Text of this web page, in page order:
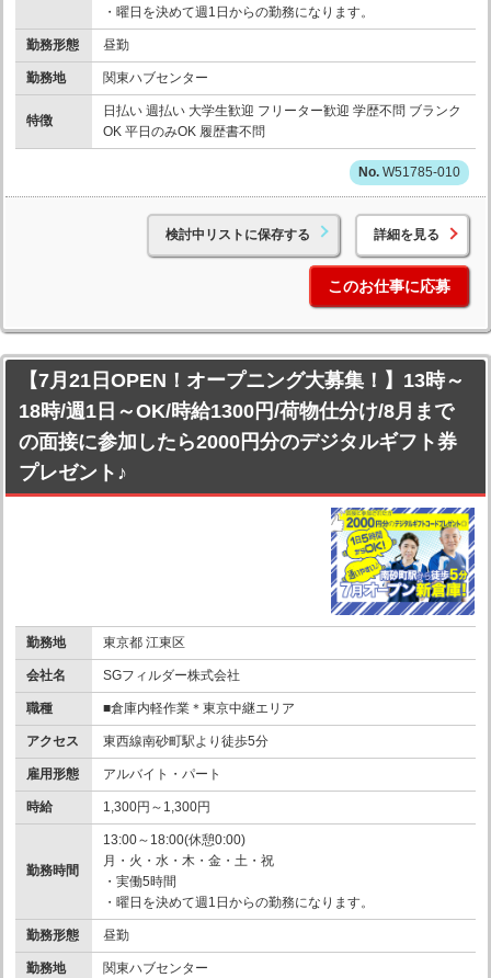
・曜日を決めて週1日からの勤務になります。
勤務形態 昼勤
勤務地 関東ハブセンター
特徴
日払い 週払い 大学生歓迎 フリーター歓迎 学歴不問 ブランク
OK 平日のみOK 履歴書不問
W51785-010
検討中リストに保存する 詳細を見る
このお仕事に応募
【7月21日OPEN！オープニング大募集！】13時～
18時/週1日～OK/時給1300円/荷物仕分け/8月まで
の面接に参加したら2000円分のデジタルギフト券
プレゼント♪
勤務地 東京都 江東区
会社名 SGフィルダー株式会社
職種 ■倉庫内軽作業＊東京中継エリア
アクセス 東西線南砂町駅より徒歩5分
雇用形態 アルバイト・パート
時給 1,300円～1,300円
勤務時間
13:00～18:00(休憩0:00)
月・火・水・木・金・土・祝
・実働5時間
・曜日を決めて週1日からの勤務になります。
勤務形態 昼勤
勤務地 関東ハブセンター